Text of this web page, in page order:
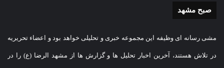
صبح مشهد
مشی رسانه ای وظیفه این مجموعه خبری و تحلیلی خواهد بود و اعضاء تحریریه
در تلاش هستند، آخرین اخبار تحلیل ها و گزارش ها از مشهد الرضا (ع) را در